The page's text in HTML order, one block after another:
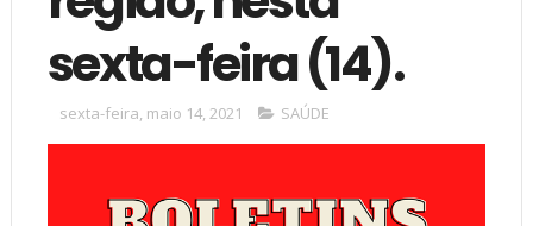
sexta-feira (14).
sexta-feira, maio 14, 2021 SAÚDE